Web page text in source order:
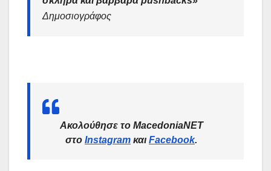
Δημοσιογράφος
Ακολούθησε το MacedoniaNET
στο Instagram και Facebook.